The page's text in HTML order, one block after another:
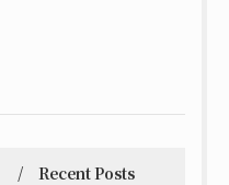
Recent Posts